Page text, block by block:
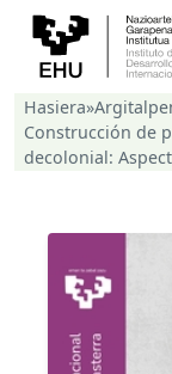
Hasiera»
Construcción de
decolonial: